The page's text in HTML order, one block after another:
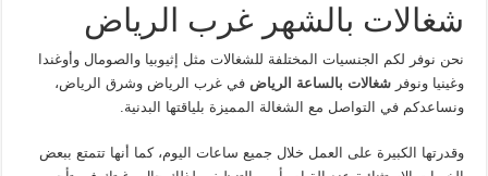
شغالات بالشهر غرب الرياض
نحن نوفر لكم الجنسيات المختلفة للشغالات مثل إثيوبيا والصومال وأوغندا
وغينيا ونوفرشغالات بالساعة الرياض في غرب الرياض وشرق الرياض،
ونساعدكم في التواصل مع الشغالة المميزة بلياقتها البدنية.
وقدرتها الكبيرة على العمل خلال جميع ساعات اليوم، كما أنها تتمتع ببعض